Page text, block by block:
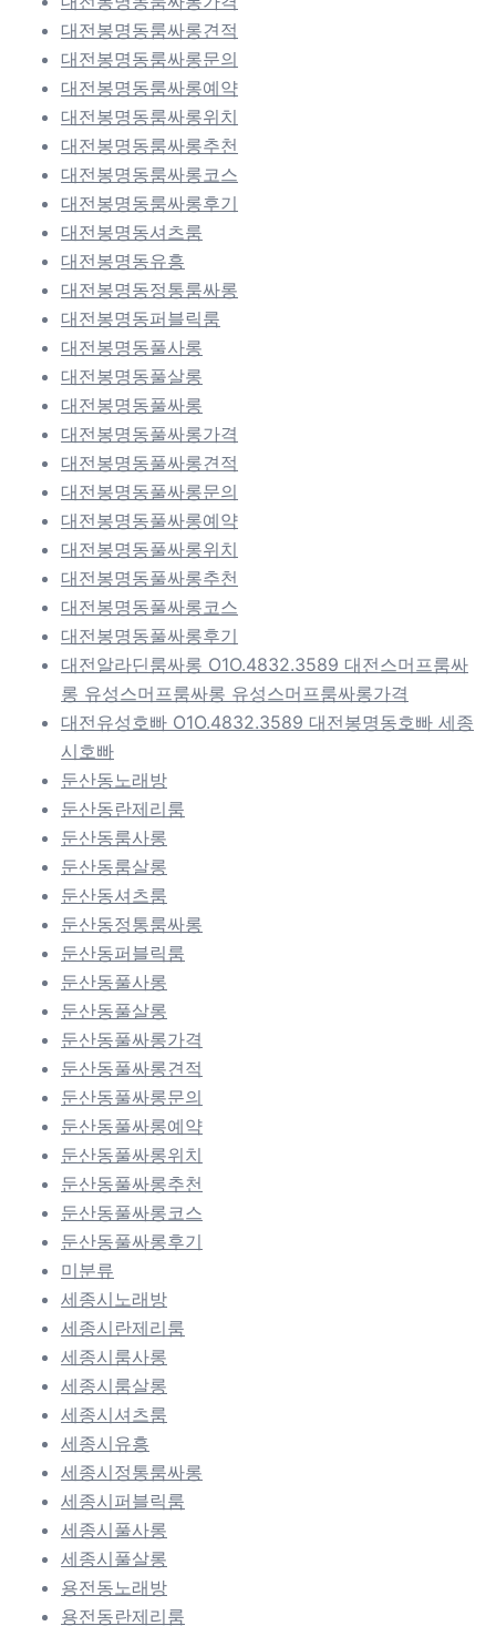
대전봉명동룸싸롱견적
대전봉명동룸싸롱문의
대전봉명동룸싸롱예약
대전봉명동룸싸롱위치
대전봉명동룸싸롱추천
대전봉명동룸싸롱코스
대전봉명동룸싸롱후기
대전봉명동셔츠룸
대전봉명동유흥
대전봉명동정통룸싸롱
대전봉명동퍼블릭룸
대전봉명동풀사롱
대전봉명동풀살롱
대전봉명동풀싸롱
대전봉명동풀싸롱가격
대전봉명동풀싸롱견적
대전봉명동풀싸롱문의
대전봉명동풀싸롱예약
대전봉명동풀싸롱위치
대전봉명동풀싸롱추천
대전봉명동풀싸롱코스
대전봉명동풀싸롱후기
대전알라딘룸싸롱 O1O.4832.3589 대전스머프룸싸
롱 유성스머프룸싸롱 유성스머프룸싸롱가격
대전유성호빠 O1O.4832.3589 대전봉명동호빠 세종
시호빠
둔산동노래방
둔산동란제리룸
둔산동룸사롱
둔산동룸살롱
둔산동셔츠룸
둔산동정통룸싸롱
둔산동퍼블릭룸
둔산동풀사롱
둔산동풀살롱
둔산동풀싸롱가격
둔산동풀싸롱견적
둔산동풀싸롱문의
둔산동풀싸롱예약
둔산동풀싸롱위치
둔산동풀싸롱추천
둔산동풀싸롱코스
둔산동풀싸롱후기
미분류
세종시노래방
세종시란제리룸
세종시룸사롱
세종시룸살롱
세종시셔츠룸
세종시유흥
세종시정통룸싸롱
세종시퍼블릭룸
세종시풀사롱
세종시풀살롱
용전동노래방
용전동란제리룸